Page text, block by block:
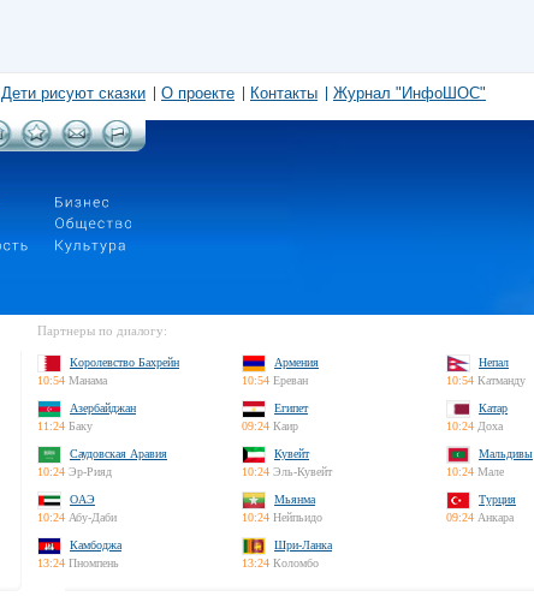
Дети рисуют сказки О проекте Контакты Журнал "ИнфоШОС"
Партнеры по диалогу:
Королевство Бахрейн
10:54 Манама
Армения
10:54 Ереван
Непал
10:54 Катманду
Азербайджан
11:24 Баку
Египет
09:24 Каир
Катар
10:24 Доха
Саудовская Аравия
10:24 Эр-Рияд
Кувейт
10:24 Эль-Кувейт
Мальдивы
10:24 Мале
ОАЭ
10:24 Абу-Даби
Мьянма
10:24 Нейпьидо
Турция
09:24 Анкара
Камбоджа
13:24 Пномпень
Шри-Ланка
13:24 Коломбо